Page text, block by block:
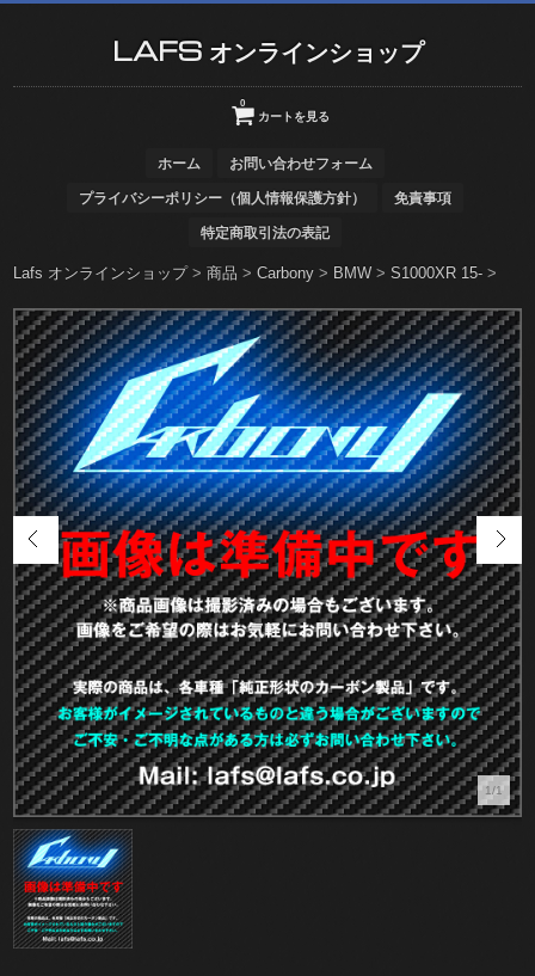
LAFS オンラインショップ
カートを見る
0
ホーム お問い合わせフォーム
プライバシーポリシー（個人情報保護方針） 免責事項
特定商取引法の表記
Lafs オンラインショップ>商品 >Carbony > BMW >S1000XR 15- >
1/1